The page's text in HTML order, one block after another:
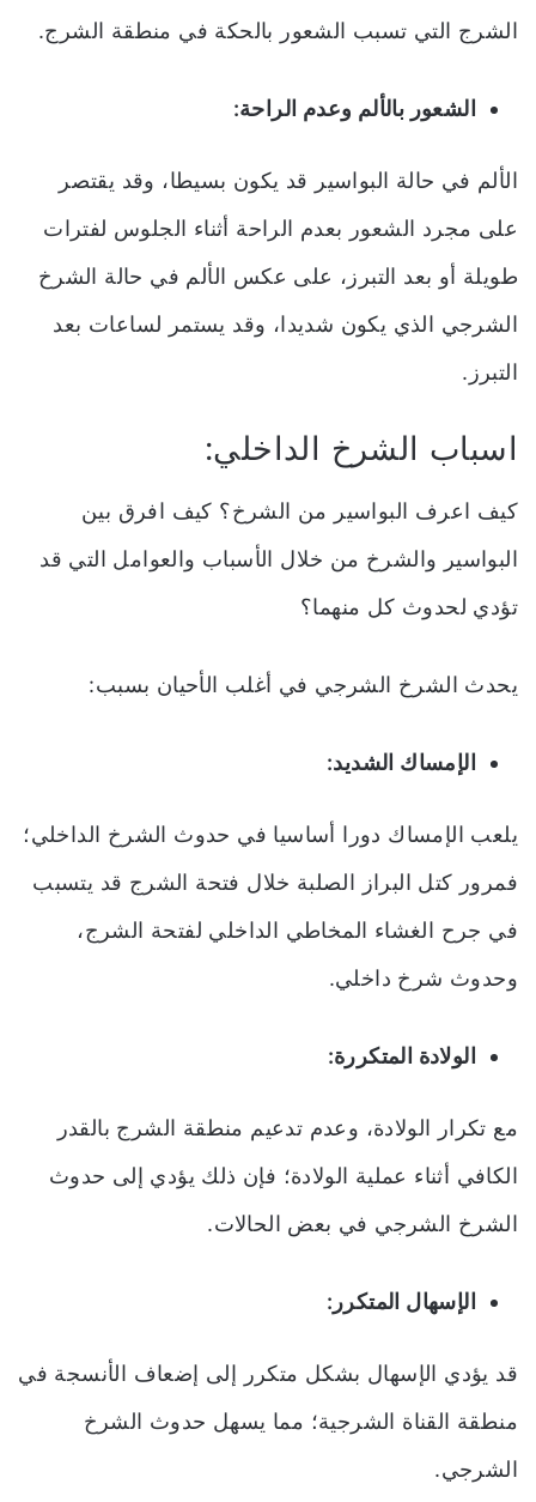
الشرج التي تسبب الشعور بالحكة في منطقة الشرج.
الشعور بالألم وعدم الراحة:
الألم في حالة البواسير قد يكون بسيطا، وقد يقتصر
على مجرد الشعور بعدم الراحة أثناء الجلوس لفترات
طويلة أو بعد التبرز، على عكس الألم في حالة الشرخ
الشرجي الذي يكون شديدا، وقد يستمر لساعات بعد
التبرز.
اسباب الشرخ الداخلي:
كيف اعرف البواسير من الشرخ؟ كيف افرق بين
البواسير والشرخ من خلال الأسباب والعوامل التي قد
تؤدي لحدوث كل منهما؟
يحدث الشرخ الشرجي في أغلب الأحيان بسبب:
الإمساك الشديد:
يلعب الإمساك دورا أساسيا في حدوث الشرخ الداخلي؛
فمرور كتل البراز الصلبة خلال فتحة الشرج قد يتسبب
في جرح الغشاء المخاطي الداخلي لفتحة الشرج،
وحدوث شرخ داخلي.
الولادة المتكررة:
مع تكرار الولادة، وعدم تدعيم منطقة الشرج بالقدر
الكافي أثناء عملية الولادة؛ فإن ذلك يؤدي إلى حدوث
الشرخ الشرجي في بعض الحالات.
الإسهال المتكرر:
قد يؤدي الإسهال بشكل متكرر إلى إضعاف الأنسجة في
منطقة القناة الشرجية؛ مما يسهل حدوث الشرخ
الشرجي.